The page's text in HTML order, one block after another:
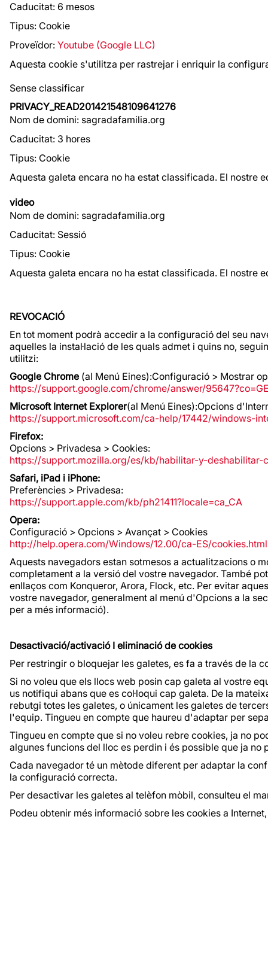
Caducitat: 6 mesos
Tipus: Cookie
Proveïdor: Youtube (Google LLC)
Aquesta cookie s'utilitza per rastrejar i enriquir la
Sense classificar
PRIVACY_READ201421548109641276
Nom de domini: sagradafamilia.org
Caducitat: 3 hores
Tipus: Cookie
Aquesta galeta encara no ha estat classificada. El nostre
video
Nom de domini: sagradafamilia.org
Caducitat: Sessió
Tipus: Cookie
Aquesta galeta encara no ha estat classificada. El nostre
REVOCACIÓ
En tot moment podrà accedir a la configuració del seu
aquelles la instal·lació de les quals admet i quins no,
utilitzi:
Google Chrome (al Menú Eines):Configuració > Mostrar
https://support.google.com/chrome/answer/
Microsoft Internet Explorer(al Menú Eines):Opcions
https://support.microsoft.com/ca-help/17442/windows-
Firefox:
Opcions > Privadesa > Cookies:
https://support.mozilla.org/es/kb/habilitar-y-
Safari, iPad i iPhone:
Preferències > Privadesa:
https://support.apple.com/kb/ph21411?locale=ca_CA
Opera:
Configuració > Opcions > Avançat > Cookies
http://help.opera.com/Windows/12.00/ca-ES/cookies.html
Aquests navegadors estan sotmesos a actualitzacions o
completament a la versió del vostre navegador. També
enllaços com Konqueror, Arora, Flock, etc. Per evitar
vostre navegador, generalment al menú d'Opcions a la
per a més informació).
Desactivació/activació I eliminació de cookies
Per restringir o bloquejar les galetes, es fa a través de la
Si no voleu que els llocs web posin cap galeta al vostre
us notifiqui abans que es col·loqui cap galeta. De la
rebutgi totes les galetes, o únicament les galetes de
l'equip. Tingueu en compte que haureu d'adaptar per
Tingueu en compte que si no voleu rebre cookies, ja no
algunes funcions del lloc es perdin i és possible que ja
Cada navegador té un mètode diferent per adaptar la
la configuració correcta.
Per desactivar les galetes al telèfon mòbil, consulteu el
Podeu obtenir més informació sobre les cookies a